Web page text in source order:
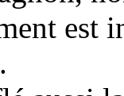
est